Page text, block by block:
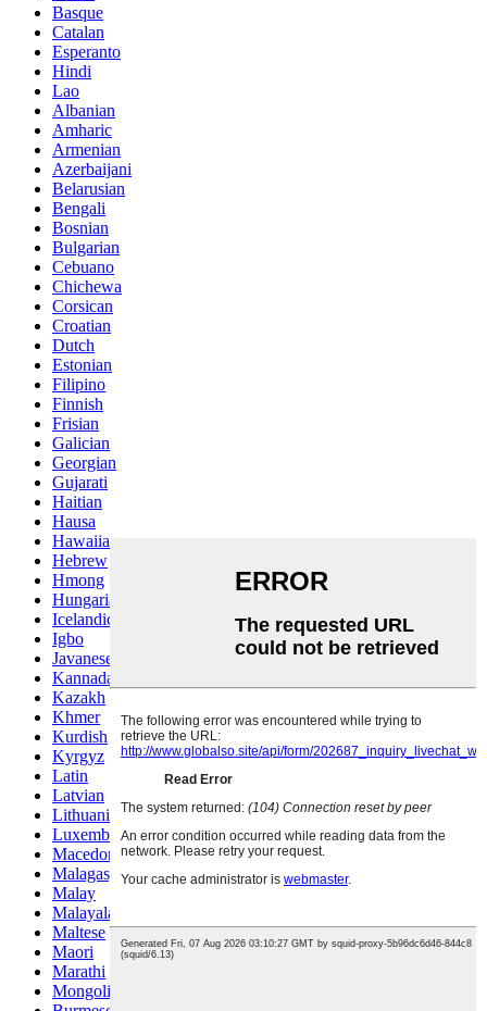
Basque
Catalan
Esperanto
Hindi
Lao
Albanian
Amharic
Armenian
Azerbaijani
Belarusian
Bengali
Bosnian
Bulgarian
Cebuano
Chichewa
Corsican
Croatian
Dutch
Estonian
Filipino
Finnish
Frisian
Galician
Georgian
Gujarati
Haitian
Hausa
Hawaiian
Hebrew
Hmong
Hungarian
Icelandic
Igbo
Javanese
Kannada
Kazakh
Khmer
Kurdish
Kyrgyz
Latin
Latvian
Lithuanian
Luxembou..
Macedonian
Malagasy
Malay
Malayalam
Maltese
Maori
Marathi
Mongolian